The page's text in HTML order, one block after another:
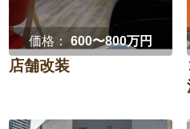
価格：600〜800万円
店舗改装